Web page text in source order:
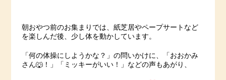
朝おやつ前のお集まりでは、紙芝居やペープサートなど
を楽しんだ後、少し体を動かしています。
「何の体操にしようかな？」の問いかけに、「おおかみ
さん🐺！」「ミッキーがいい！」などの声もあがり、